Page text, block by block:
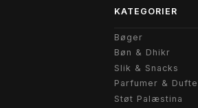
KATEGORIER
Bøger
Bøn & Dhikr
Slik & Snacks
Parfumer & Dufte
Støt Palæstina